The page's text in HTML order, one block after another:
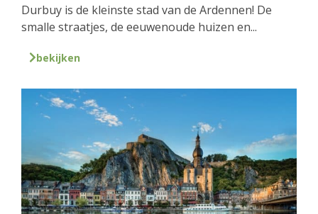
Durbuy is de kleinste stad van de Ardennen! De
smalle straatjes, de eeuwenoude huizen en...
bekijken